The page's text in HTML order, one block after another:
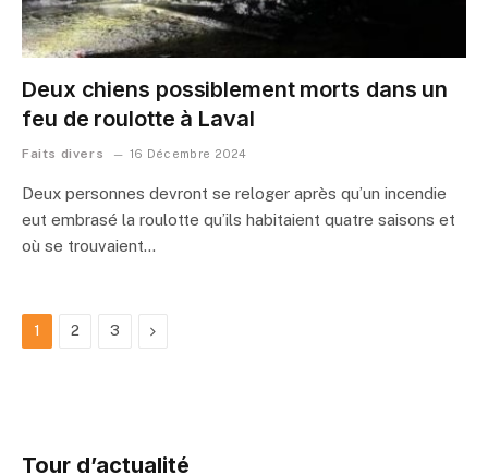
Deux chiens possiblement morts dans un
feu de roulotte à Laval
Faits divers 16 Décembre 2024
Deux personnes devront se reloger après qu’un incendie
eut embrasé la roulotte qu’ils habitaient quatre saisons et
où se trouvaient…
1 2 3 Next
Tour d’actualité